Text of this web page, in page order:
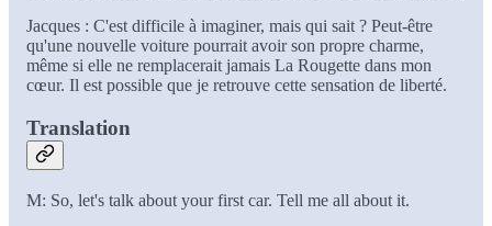
Jacques : C'est difficile à imaginer, mais qui sait ? Peut-être
qu'une nouvelle voiture pourrait avoir son propre charme,
même si elle ne remplacerait jamais La Rougette dans mon
cœur. Il est possible que je retrouve cette sensation de liberté.
Translation
M: So, let's talk about your first car. Tell me all about it.